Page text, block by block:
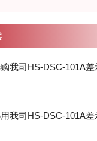
我司HS-DSC-101A
我司HS-DSC-101A